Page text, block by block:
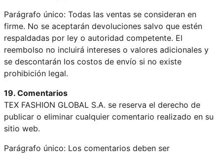
Parágrafo único: Todas las ventas se consideran en
firme. No se aceptarán devoluciones salvo que estén
respaldadas por ley o autoridad competente. El
reembolso no incluirá intereses o valores adicionales y
se descontarán los costos de envío si no existe
prohibición legal.
19. Comentarios
TEX FASHION GLOBAL S.A. se reserva el derecho de
publicar o eliminar cualquier comentario realizado en su
sitio web.
Parágrafo único: Los comentarios deben ser